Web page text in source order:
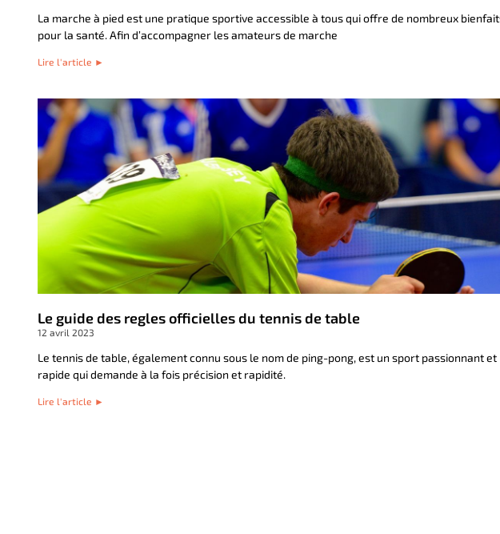
La marche à pied est une pratique sportive accessible à tous qui offre de nombreux
pour la santé. Afin d’accompagner les amateurs de marche
Lire l'article ►
Le guide des regles officielles du tennis de table
12 avril 2023
Le tennis de table, également connu sous le nom de ping-pong, est un sport passionnant et
rapide qui demande à la fois précision et rapidité.
Lire l'article ►